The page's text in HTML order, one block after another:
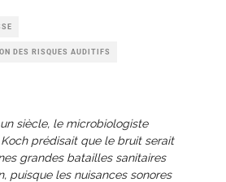
DES RISQUES AUDITIFS
siècle, le microbiologiste
prédisait que le bruit serait
grandes batailles sanitaires
puisque les nuisances sonores